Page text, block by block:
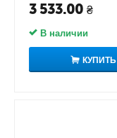
3 533.00 ₴
В наличии
КУПИТЬ